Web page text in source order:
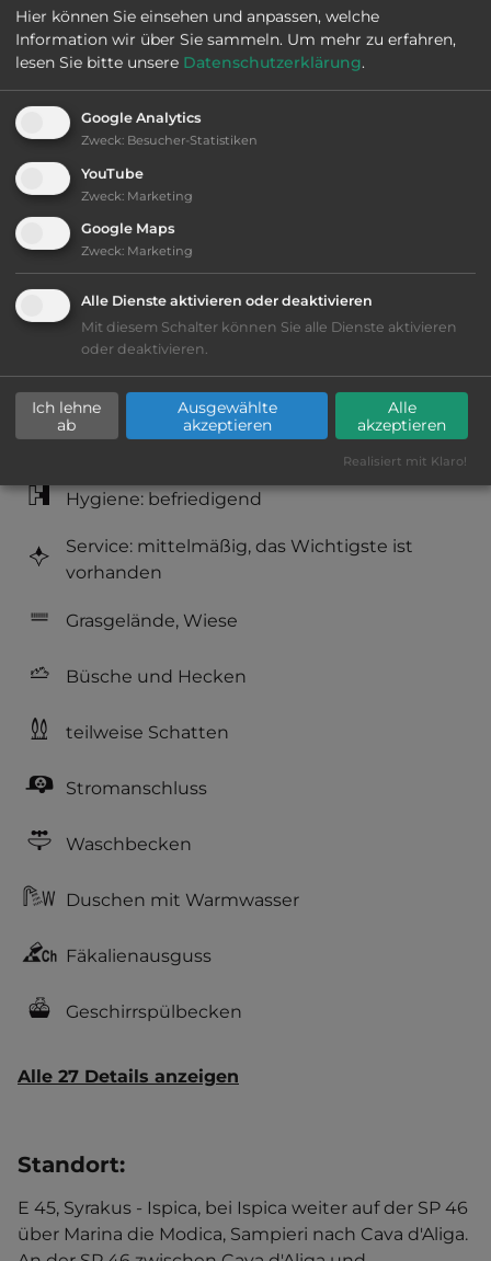
Telefon:
Ausstattung
bis 35,- Euro
Klassifizierung: ausreichend
Lage: schön
Geräuschkulisse: überwiegend ruhig
Hygiene: befriedigend
Service: mittelmäßig, das Wichtigste ist
vorhanden
Grasgelände, Wiese
Büsche und Hecken
teilweise Schatten
Stromanschluss
Waschbecken
Duschen mit Warmwasser
Fäkalienausguss
Geschirrspülbecken
Alle 27 Details anzeigen
Standort:
E 45, Syrakus - Ispica, bei Ispica weiter auf der SP 46
über Marina die Modica, Sampieri nach Cava d'Aliga.
Hier können Sie einsehen und anpassen, welche
Information wir über Sie sammeln. Um mehr zu erfahren,
lesen Sie bitte unsere Datenschutzerklärung.
Google Analytics
Zweck: Besucher-Statistiken
YouTube
Zweck: Marketing
Google Maps
Zweck: Marketing
Alle Dienste aktivieren oder deaktivieren
Mit diesem Schalter können Sie alle Dienste aktivieren
oder deaktivieren.
Ich lehne
ab
Ausgewählte
akzeptieren
Alle
akzeptieren
Realisiert mit Klaro!